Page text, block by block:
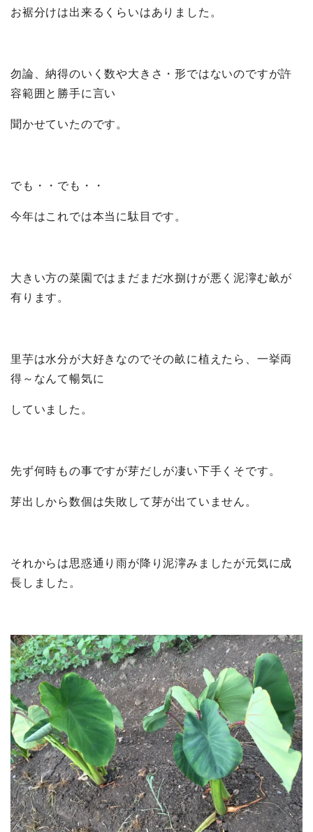
お裾分けは出来るくらいはありました。
勿論、納得のいく数や大きさ・形ではないのですが許
容範囲と勝手に言い
聞かせていたのです。
でも・・でも・・
今年はこれでは本当に駄目です。
大きい方の菜園ではまだまだ水捌けが悪く泥濘む畝が
有ります。
里芋は水分が大好きなのでその畝に植えたら、一挙両
得～なんて暢気に
していました。
先ず何時もの事ですが芽だしが凄い下手くそです。
芽出しから数個は失敗して芽が出ていません。
それからは思惑通り雨が降り泥濘みましたが元気に成
長しました。